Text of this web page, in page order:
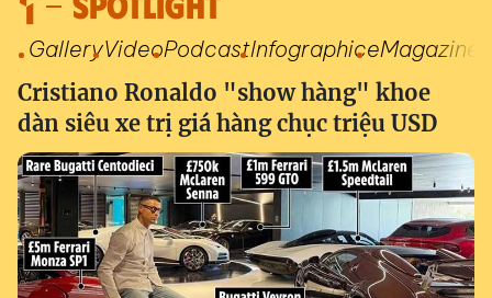
GalleryVideoPodcastInfographiceMagazine
Cristiano Ronaldo "show hàng" khoe
dàn siêu xe trị giá hàng chục triệu USD